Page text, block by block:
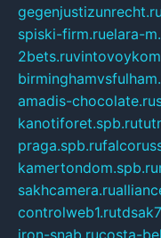
gegenjustizunrecht.ru
spiski-firm.ruelara-
2bets.ru
amadis-chocolate.ru
kanotiforet.spb.ru
praga.spb.ru
kamertondom.spb.ru
sakhcamera.ru
controlweb1.ru